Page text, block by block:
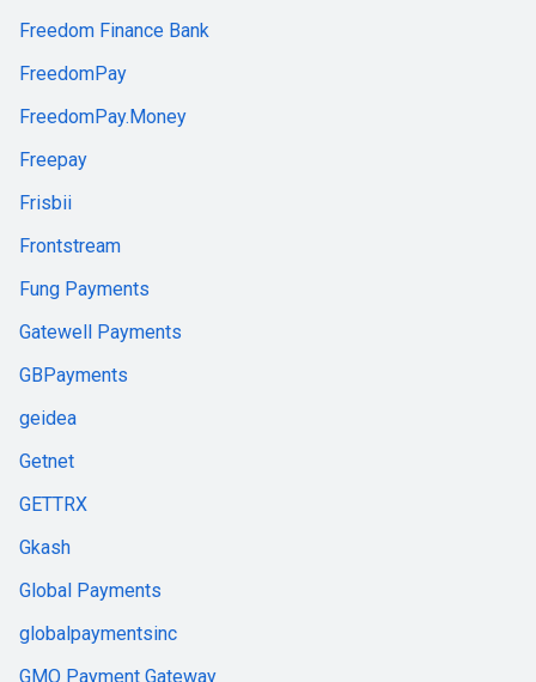
Freedom Finance Bank
FreedomPay
FreedomPay.Money
Freepay
Frisbii
Frontstream
Fung Payments
Gatewell Payments
GBPayments
geidea
Getnet
GETTRX
Gkash
Global Payments
globalpaymentsinc
GMO Payment Gateway